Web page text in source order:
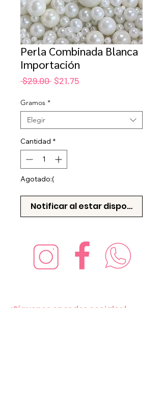
Perla Combinada Blanca
Importación
$29.00 Precio
$21.75Precio
Gramos *
Elegir
Cantidad *
Agotado:(
Notificar al estar disponible
¡Síguenos en redes sociales!